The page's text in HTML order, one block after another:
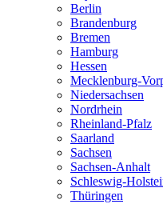
Berlin
Brandenburg
Bremen
Hamburg
Hessen
Mecklenburg-
Niedersachsen
Nordrhein
Rheinland-Pfalz
Saarland
Sachsen
Sachsen-Anhalt
Schleswig-
Thüringen